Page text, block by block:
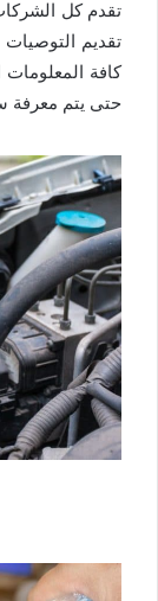
تقدم كل
تقديم التوصيات
كافة المعلومات
حتى يتم معرفة